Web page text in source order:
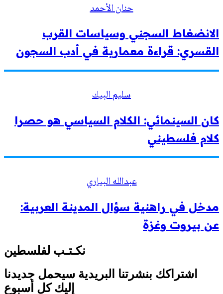
حنان الأحمد
الانضغاط السجني وسياسات القرب
القسري: قراءة معمارية في أدب السجون
سليم البيك
كان السينمائي: الكلام السياسي هو حصرا
كلام فلسطيني
عبدالله البياري
مدخل في راهنية سؤال المدينة العربية:
عن بيروت وغزة
نكـتـب لفلسطين
اشتراكك بنشرتنا البريدية سيحمل جديدنا
إليك كل أسبوع